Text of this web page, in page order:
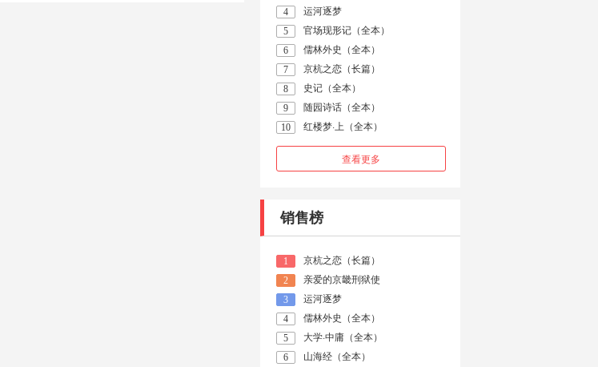
4 运河逐梦
5 官场现形记（全本）
6 儒林外史（全本）
7 京杭之恋（长篇）
8 史记（全本）
9 随园诗话（全本）
10 红楼梦·上（全本）
查看更多
销售榜
1 京杭之恋（长篇）
2 亲爱的京畿刑狱使
3 运河逐梦
4 儒林外史（全本）
5 大学·中庸（全本）
6 山海经（全本）